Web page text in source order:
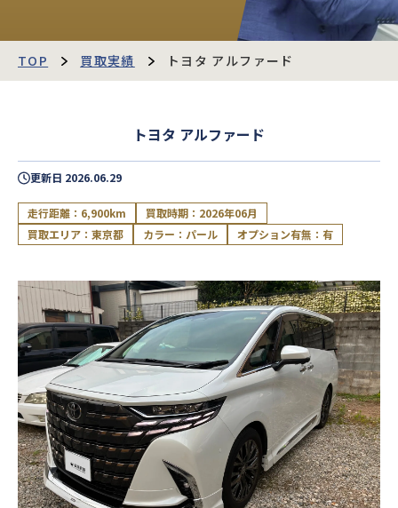
運営会社
最強買取マガジン
閉じる
TOP 買取実績 トヨタ アルファード
トヨタ アルファード
更新日 2026.06.29
走行距離：6,900km
買取時期：2026年06月
買取エリア：東京都
カラー：パール オプション有無：有